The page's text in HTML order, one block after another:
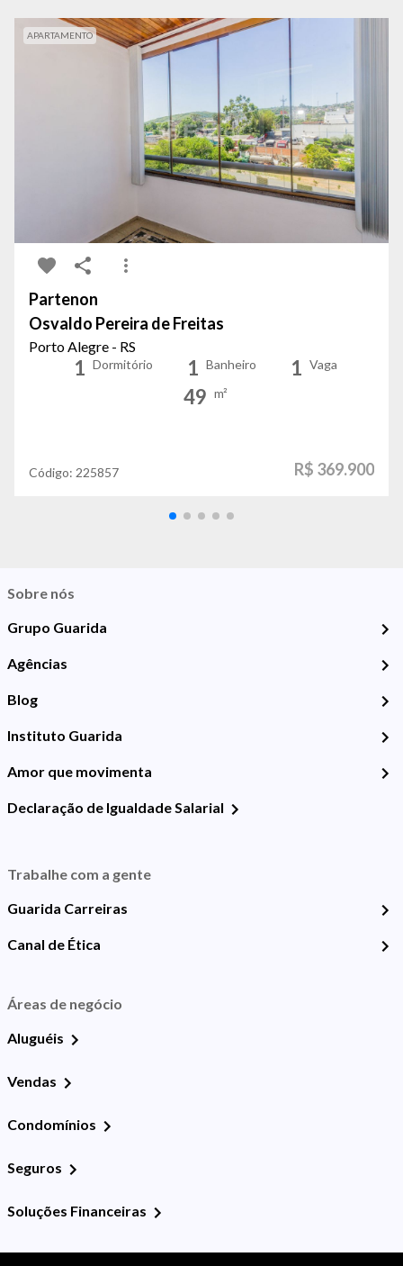
APARTAMENTO
Partenon
Osvaldo Pereira de Freitas
Porto Alegre - RS
1 Dormitório 1 Banheiro 1 Vaga
49 m²
Código: 225857 R$ 369.900
Sobre nós
Grupo Guarida
Agências
Blog
Instituto Guarida
Amor que movimenta
Declaração de Igualdade Salarial
Trabalhe com a gente
Guarida Carreiras
Canal de Ética
Áreas de negócio
Aluguéis
Vendas
Condomínios
Seguros
Soluções Financeiras